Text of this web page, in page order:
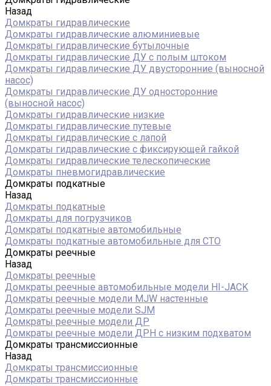
Назад
Домкраты гидравлические
Домкраты гидравлические алюминиевые
Домкраты гидравлические бутылочные
Домкраты гидравлические ДУ c полым штоком
Домкраты гидравлические ДУ двусторонние (выносной
насос)
Домкраты гидравлические ДУ односторонние
(выносной насос)
Домкраты гидравлические низкие
Домкраты гидравлические путевые
Домкраты гидравлические с лапой
Домкраты гидравлические с фиксирующей гайкой
Домкраты гидравлические телескопические
Домкраты пневмогидравлические
Домкраты подкатные
Назад
Домкраты подкатные
Домкраты для погрузчиков
Домкраты подкатные автомобильные
Домкраты подкатные автомобильные для СТО
Домкраты реечные
Назад
Домкраты реечные
Домкраты реечные автомобильные модели HI-JACK
Домкраты реечные модели MJW настенные
Домкраты реечные модели SJM
Домкраты реечные модели ДР
Домкраты реечные модели ДРН с низким подхватом
Домкраты трансмиссионные
Назад
Домкраты трансмиссионные
Домкраты трансмиссионные